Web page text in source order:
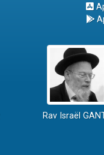
Rav Israël